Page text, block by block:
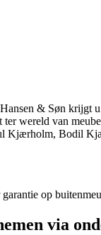
& Søn krijgt
wereld van
Kjærholm, Bodil
op
via